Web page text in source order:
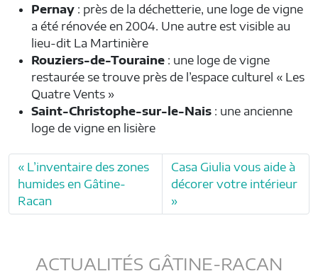
Pernay : près de la déchetterie, une loge de vigne
a été rénovée en 2004. Une autre est visible au
lieu-dit La Martinière
Rouziers-de-Touraine : une loge de vigne
restaurée se trouve près de l’espace culturel « Les
Quatre Vents »
Saint-Christophe-sur-le-Nais : une ancienne
loge de vigne en lisière
L’inventaire des zones
humides en Gâtine-
Racan
Casa Giulia vous aide à
décorer votre intérieur
ACTUALITÉS GÂTINE-RACAN